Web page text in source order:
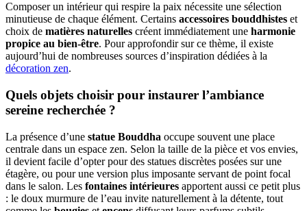
Composer un intérieur qui respire la paix nécessite une sélection
minutieuse de chaque élément. Certains accessoires bouddhistes et
choix de matières naturelles créent immédiatement une harmonie
propice au bien-être. Pour approfondir sur ce thème, il existe
aujourd’hui de nombreuses sources d’inspiration dédiées à la
décoration zen.
Quels objets choisir pour instaurer l’ambiance
sereine recherchée ?
La présence d’une statue Bouddha occupe souvent une place
centrale dans un espace zen. Selon la taille de la pièce et vos envies,
il devient facile d’opter pour des statues discrètes posées sur une
étagère, ou pour une version plus imposante servant de point focal
dans le salon. Les fontaines intérieures apportent aussi ce petit plus
: le doux murmure de l’eau invite naturellement à la détente, tout